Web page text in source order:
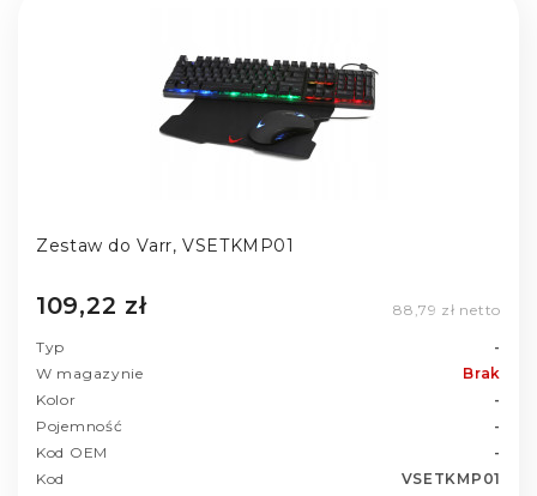
Zestaw do Varr, VSETKMP01
109,22 zł 88,79 zł netto
Typ
-
W magazynie
Brak
Kolor
-
Pojemność
-
Kod OEM
-
Kod
VSETKMP01